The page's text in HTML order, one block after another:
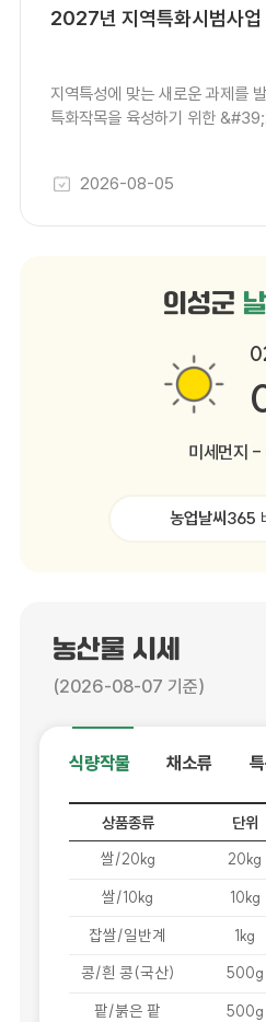
(방문접수) 다. 제출서류: 신청서, 계획서, 경영체등록부,
기타 문의사항은 의성군농업기
830-6721)으로 문의 바랍니다. 붙임 2027년 농식품 창업
2027년 지역특화시범사업
지역특성에 맞는 새로운 과제를
특화작목을 육성하기 위한
의성군농업기술센터 1층 기술보급과 3. 접수분야 : 식량
2026-08-05
의성군
미세먼지 -
농업날씨365
농산물 시세
(2026-08-07 기준)
식량작물 채소류
상품종류 단위
쌀/20kg 20kg
쌀/10kg
10kg
찹쌀/일반계
1kg
콩/흰 콩(국산)
500g
팥/붉은 팥
500g